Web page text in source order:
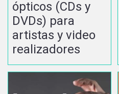
ópticos (CDs y
DVDs) para
artistas y video
realizadores